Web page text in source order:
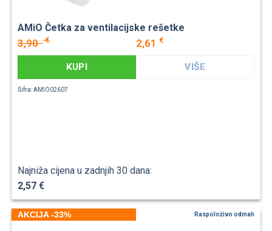
AMiO Četka za ventilacijske rešetke
3,90€ 2,61 €
KUPI VIŠE
Šifra: AMIO02607
Najniža cijena u zadnjih 30 dana:
2,57 €
AKCIJA -33% Raspoloživo odmah